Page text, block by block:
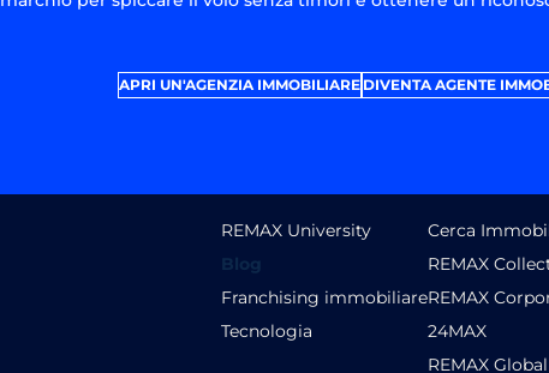
APRI UN'AGENZIA IMMOBILIARE DIVENTA AGENTE
REMAX University
Blog
Franchising immobiliare
Tecnologia
Cerca
REMAX
REMAX
24MAX
REMAX Global